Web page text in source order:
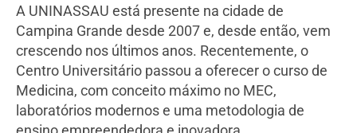
A UNINASSAU está presente na cidade de
Campina Grande desde 2007 e, desde então, vem
crescendo nos últimos anos. Recentemente, o
Centro Universitário passou a oferecer o curso de
Medicina, com conceito máximo no MEC,
laboratórios modernos e uma metodologia de